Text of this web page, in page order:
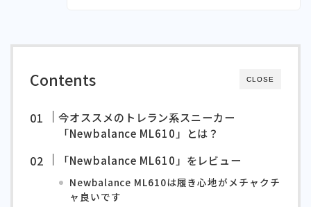
CLOSE
Contents
今オススメのトレラン系スニーカー
「Newbalance ML610」とは？
「Newbalance ML610」をレビュー
Newbalance ML610は履き心地がメチャクチ
ャ良いです